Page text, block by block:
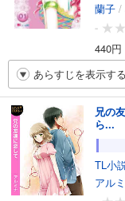
蘭子 /
-
440円
あらすじを表示する
兄の
ら...
TL小
アル